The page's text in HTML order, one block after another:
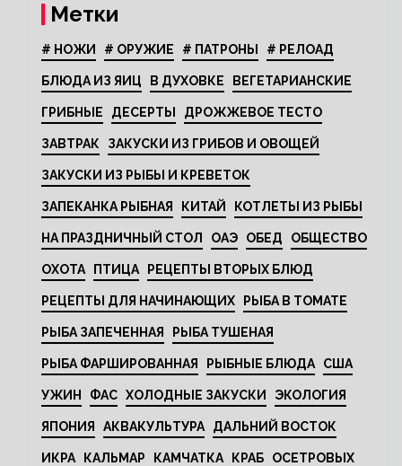
Метки
# НОЖИ # ОРУЖИЕ # ПАТРОНЫ # РЕЛОАД
БЛЮДА ИЗ ЯИЦ В ДУХОВКЕ ВЕГЕТАРИАНСКИЕ
ГРИБНЫЕ ДЕСЕРТЫ ДРОЖЖЕВОЕ ТЕСТО
ЗАВТРАК ЗАКУСКИ ИЗ ГРИБОВ И ОВОЩЕЙ
ЗАКУСКИ ИЗ РЫБЫ И КРЕВЕТОК
ЗАПЕКАНКА РЫБНАЯ КИТАЙ КОТЛЕТЫ ИЗ РЫБЫ
НА ПРАЗДНИЧНЫЙ СТОЛ ОАЭ ОБЕД ОБЩЕСТВО
ОХОТА ПТИЦА РЕЦЕПТЫ ВТОРЫХ БЛЮД
РЕЦЕПТЫ ДЛЯ НАЧИНАЮЩИХ РЫБА В ТОМАТЕ
РЫБА ЗАПЕЧЕННАЯ РЫБА ТУШЕНАЯ
РЫБА ФАРШИРОВАННАЯ РЫБНЫЕ БЛЮДА США
УЖИН ФАС ХОЛОДНЫЕ ЗАКУСКИ ЭКОЛОГИЯ
ЯПОНИЯ АКВАКУЛЬТУРА ДАЛЬНИЙ ВОСТОК
ИКРА КАЛЬМАР КАМЧАТКА КРАБ ОСЕТРОВЫХ